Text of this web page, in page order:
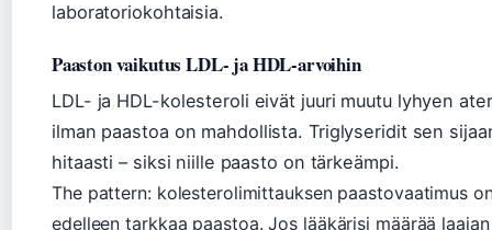
laboratoriokohtaisia.
Paaston vaikutus LDL- ja HDL-arvoihin
LDL- ja HDL-kolesteroli eivät juuri muutu lyhyen
ilman paastoa on mahdollista. Triglyseridit sen
hitaasti – siksi niille paasto on tärkeämpi.
The pattern: kolesterolimittauksen paastovaatimus
edelleen tarkkaa paastoa. Jos lääkärisi määrää